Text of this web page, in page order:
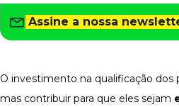
da organização
Pessoas e Liderança
com especialistas
cultura organizacional
de Produto
Assine a nossa
O investimento na qualificação dos
mas contribuir para que eles sejam